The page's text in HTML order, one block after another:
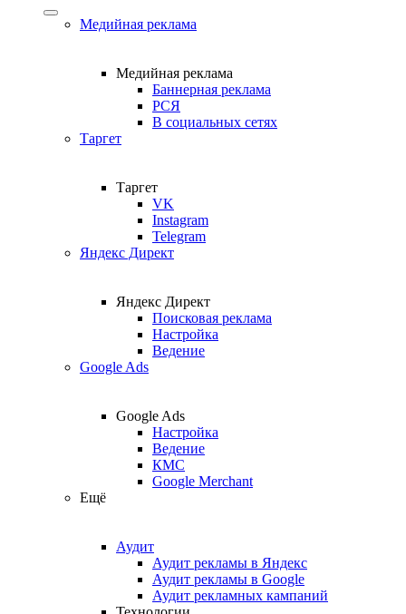
Медийная реклама
Медийная реклама
Баннерная реклама
РСЯ
В социальных сетях
Таргет
Таргет
VK
Instagram
Telegram
Яндекс Директ
Яндекс Директ
Поисковая реклама
Настройка
Ведение
Google Ads
Google Ads
Настройка
Ведение
КМС
Google Merchant
Ещё
Аудит
Аудит рекламы в Яндекс
Аудит рекламы в Google
Аудит рекламных кампаний